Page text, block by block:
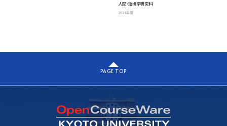
人間・環境学研究科
2021年度
PAGE TOP